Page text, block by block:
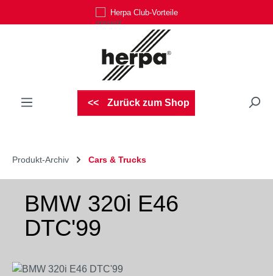
Zum Hauptinhalt springenHerpa Club-Vorteile
Zurück zum Shop
Produkt-Archiv Cars & Trucks
BMW 320i E46
DTC'99
Bildergalerie überspringen